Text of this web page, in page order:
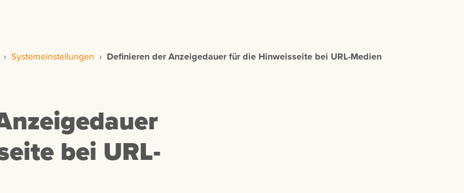
› Systemeinstellungen › Definieren der Anzeigedauer für die Hinweisseite bei URL-Medien
bei URL-